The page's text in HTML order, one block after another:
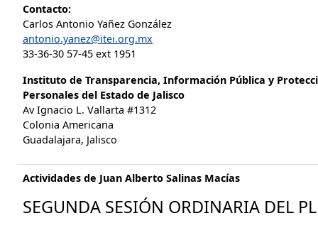
Contacto:
Carlos Antonio Yañez González
antonio.yanez@itei.org.mx
33-36-30 57-45 ext 1951
Instituto de Transparencia, Información Pública y
Personales del Estado de Jalisco
Av Ignacio L. Vallarta #1312
Colonia Americana
Guadalajara, Jalisco
Actividades de Juan Alberto Salinas Macías
SEGUNDA SESIÓN ORDINARIA DEL